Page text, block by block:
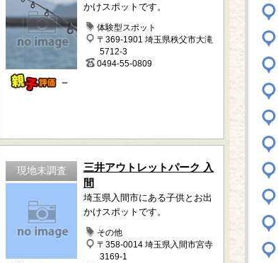
－
かけスポットです。
体験型スポット
〒369-1901 埼玉県秩父市大滝
5712-3
0494-55-0809
現地未調査
三井アウトレットパーク 入
間
埼玉県入間市にある子供とお出
かけスポットです。
その他
〒358-0014 埼玉県入間市宮寺
3169-1